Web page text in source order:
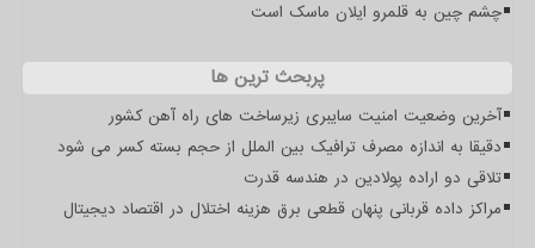
چشم چین به قلمرو ایلان ماسک است
پربحث ترین ها
آخرین وضعیت امنیت سایبری زیرساخت های راه آهن کشور
دقیقا به اندازه مصرف ترافیک بین الملل از حجم بسته کسر می شود
تلاقی دو اراده پولادین در هندسه قدرت
مراکز داده قربانی پنهان قطعی برق هزینه اختلال در اقتصاد دیجیتال